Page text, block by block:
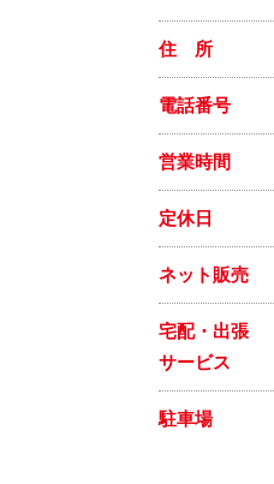
住 所
電話番号
営業時間
定休日
ネット販売
宅配・出張
サービス
駐車場